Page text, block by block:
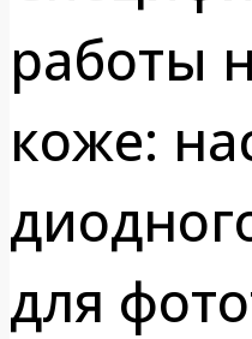
работы
коже:
для